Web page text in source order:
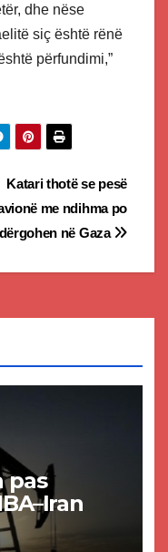
dhe nëse
siç është rënë
përfundimi,”
Katari thotë se pesë
me ndihma po
dërgohen në Gaza
pas